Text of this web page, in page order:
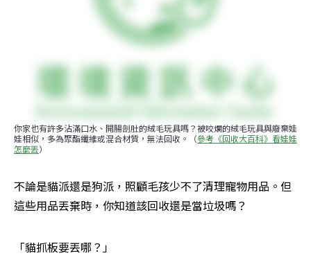
你家也有許多沾滿口水、開腸剖肚的絨毛玩具嗎？被咬爛的絨毛玩具與廢棄娃
娃相似，多為聚酯纖維或混合材質，無法回收。（參考《回收大百科》看娃娃
怎麼丟）
不論是貓派還是狗派，照顧毛孩少不了清理寵物用品。但
這些用品丟棄時，你知道該回收還是當垃圾嗎？
「貓抓板要丟哪？」